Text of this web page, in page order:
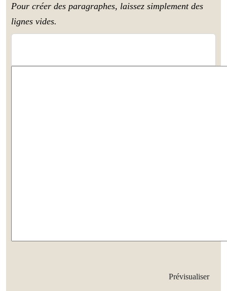
Pour créer des paragraphes, laissez simplement des
lignes vides.